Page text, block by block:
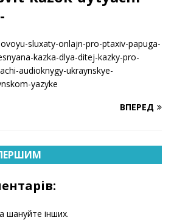
sluxaty-onlajn-pro-ptaxiv-papuga-
kazka-dlya-ditej-kazky-pro-
audioknygy-ukraynskye-
yazyke
ВПЕРЕД
шануйте інших.